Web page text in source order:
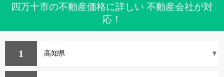
四万十市の不動産価格に詳しい 不動産会社が対
応！
1